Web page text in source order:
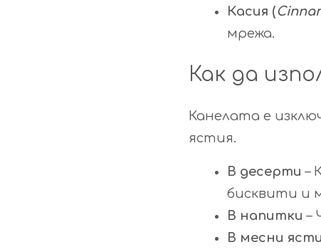
Касия (
мрежа.
Как да
Канелата е
ястия.
В десерти –
бисквити и
В напитки –
В месни